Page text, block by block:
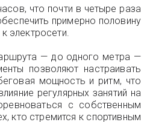
что почти в четыре раза
примерно половину
электросети.
— до одного метра —
позволяют настраивать
мощность и ритм, что
регулярных занятий на
с собственным
кто стремится к спортивным